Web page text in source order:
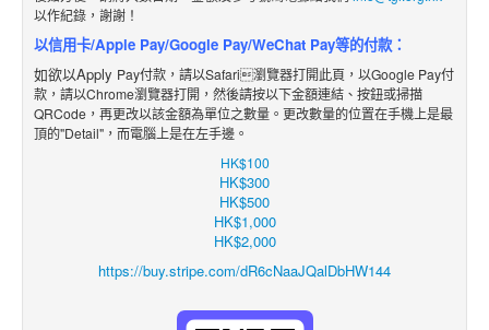
以作紀錄，謝謝！
以信用卡/Apple Pay/Google Pay/WeChat Pay等的付款：
如欲以Apply Pay付款，請以Safari瀏覽器打開此頁，以Google Pay付
款，請以Chrome瀏覽器打開，然後請按以下金額連結 、 按鈕或掃描
QRCode，再更改以該金額為單位之數量。更改數量的位置在手機上是最
頂的"Detail"，而電腦上是在左手邊。
HK$100
HK$300
HK$500
HK$1,000
HK$2,000
https://buy.stripe.com/dR6cNaaJQalDbHW144